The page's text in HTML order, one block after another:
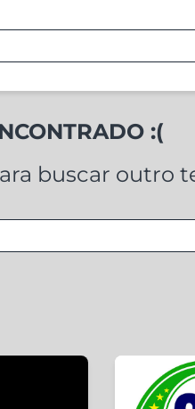
:(
buscar outro